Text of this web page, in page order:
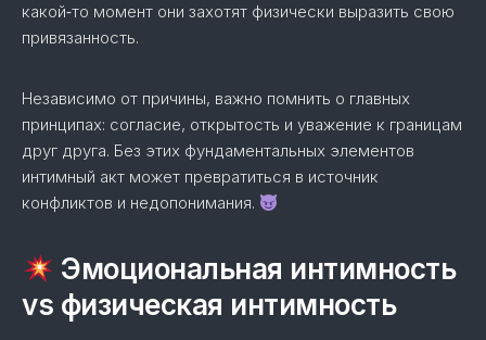
какой‑то момент они захотят физически выразить свою
привязанность.
Независимо от причины, важно помнить о главных
принципах: согласие, открытость и уважение к границам
друг друга. Без этих фундаментальных элементов
интимный акт может превратиться в источник
конфликтов и недопонимания.
Эмоциональная интимность
vs физическая интимность